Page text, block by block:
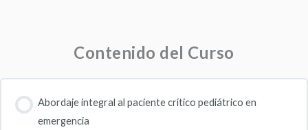
Contenido del Curso
Abordaje integral al paciente crítico pediátrico en
emergencia